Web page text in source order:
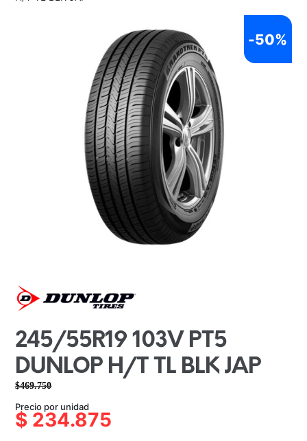
245/55R19 103V PT5
DUNLOP H/T TL BLK JAP
$469.750
precio
original
precio
actual
Precio por unidad
$ 234.875
-50%